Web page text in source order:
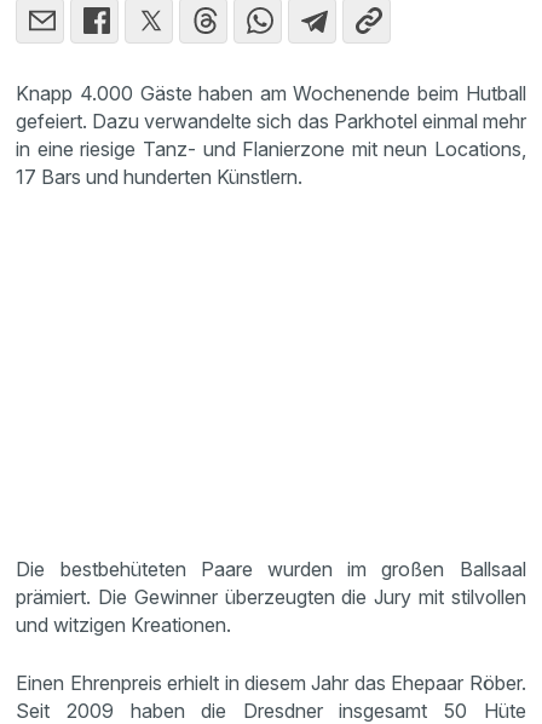
Knapp 4.000 Gäste haben am Wochenende beim Hutball
gefeiert. Dazu verwandelte sich das Parkhotel einmal mehr
in eine riesige Tanz- und Flanierzone mit neun Locations,
17 Bars und hunderten Künstlern.
Die bestbehüteten Paare wurden im großen Ballsaal
prämiert. Die Gewinner überzeugten die Jury mit stilvollen
und witzigen Kreationen.
Einen Ehrenpreis erhielt in diesem Jahr das Ehepaar Röber.
Seit 2009 haben die Dresdner insgesamt 50 Hüte